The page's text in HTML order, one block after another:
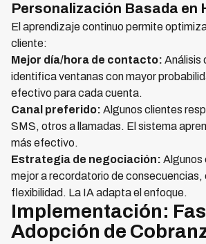
Personalización Basada en
El aprendizaje continuo permite
cliente:
Mejor día/hora de contacto: Análisis
identifica ventanas con mayor
efectivo para cada cuenta.
Canal preferido: Algunos clientes
SMS, otros a llamadas. El sistema
más efectivo.
Estrategia de negociación: Algunos
mejor a recordatorio de consecuencias,
flexibilidad. La IA adapta el enfoque.
Implementación:
Adopción de